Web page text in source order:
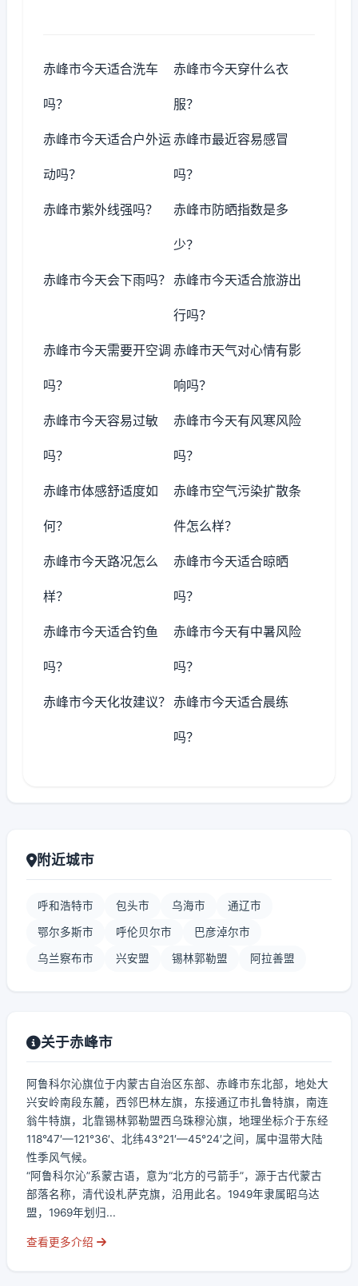
赤峰市今天适合洗车
吗？
赤峰市今天穿什么衣
服？
赤峰市今天适合户外运
动吗？
赤峰市最近容易感冒
吗？
赤峰市紫外线强吗？ 赤峰市防晒指数是多
少？
赤峰市今天会下雨吗？ 赤峰市今天适合旅游出
行吗？
赤峰市今天需要开空调
吗？
赤峰市天气对心情有影
响吗？
赤峰市今天容易过敏
吗？
赤峰市今天有风寒风险
吗？
赤峰市体感舒适度如
何？
赤峰市空气污染扩散条
件怎么样？
赤峰市今天路况怎么
样？
赤峰市今天适合晾晒
吗？
赤峰市今天适合钓鱼
吗？
赤峰市今天有中暑风险
吗？
赤峰市今天化妆建议？ 赤峰市今天适合晨练
吗？
附近城市
呼和浩特市 包头市 乌海市 通辽市
鄂尔多斯市 呼伦贝尔市 巴彦淖尔市
乌兰察布市 兴安盟 锡林郭勒盟 阿拉善盟
关于赤峰市
阿鲁科尔沁旗位于内蒙古自治区东部、赤峰市东北部，地处大
兴安岭南段东麓，西邻巴林左旗，东接通辽市扎鲁特旗，南连
翁牛特旗，北靠锡林郭勒盟西乌珠穆沁旗，地理坐标介于东经
118°47′—121°36′、北纬43°21′—45°24′之间，属中温带大陆
性季风气候。
“阿鲁科尔沁”系蒙古语，意为“北方的弓箭手”，源于古代蒙古
部落名称，清代设札萨克旗，沿用此名。1949年隶属昭乌达
盟，1969年划归...
查看更多介绍